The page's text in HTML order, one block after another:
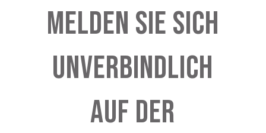
Melden Sie sich
unverbindlich
auf der